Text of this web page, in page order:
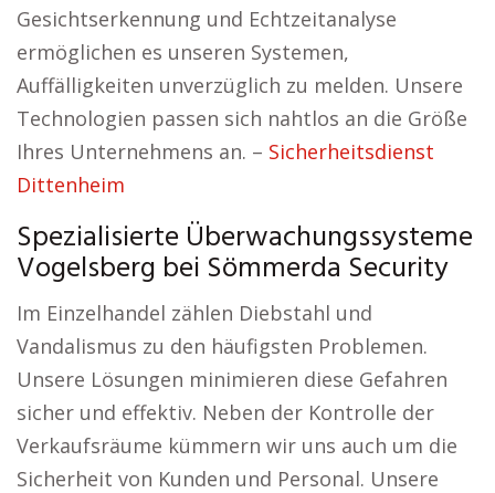
Gesichtserkennung und Echtzeitanalyse
ermöglichen es unseren Systemen,
Auffälligkeiten unverzüglich zu melden. Unsere
Technologien passen sich nahtlos an die Größe
Ihres Unternehmens an. – Sicherheitsdienst
Dittenheim
Spezialisierte Überwachungssysteme
Vogelsberg bei Sömmerda Security
Im Einzelhandel zählen Diebstahl und
Vandalismus zu den häufigsten Problemen.
Unsere Lösungen minimieren diese Gefahren
sicher und effektiv. Neben der Kontrolle der
Verkaufsräume kümmern wir uns auch um die
Sicherheit von Kunden und Personal. Unsere